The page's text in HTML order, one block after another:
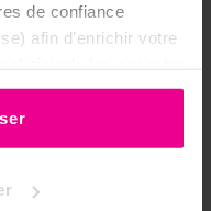
de confiance
afin d’enrichir votre
foi, intuition,
en vidéo
à l'amour